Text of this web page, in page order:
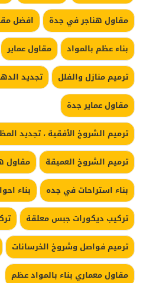
مقاول هناجر في جدة
افضل
بناء عظم بالمواد
مقاول عماير
ترميم منازل والفلل
تجديد
مقاول عماير جدة
ترميم الشروخ الأفقية ، تجديد
ترميم الشروخ العميقة
مقاول
بناء استراحات في جده
بناء
تركيب ديكورات جبس معلقة
ترميم فواصل وشروخ الخرسانات
مقاول معماري بناء بالمواد عظم